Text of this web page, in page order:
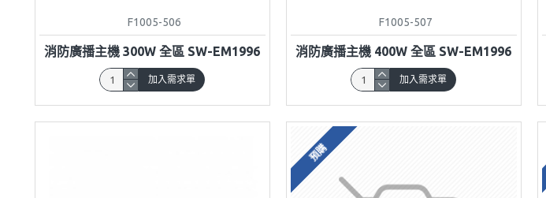
F1005-506
消防廣播主機 300W 全區 SW-EM1996
加入需求單
F1005-507
消防廣播主機 400W 全區 SW-EM1996
加入需求單
預購